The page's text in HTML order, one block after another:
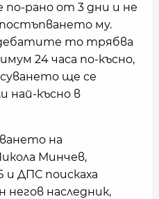
по-рано от 3 дни и не
му.
то трябва
24 часа по-късно,
ще се
най-късно в
на
Минчев,
ДПС поискаха
негов наследник,